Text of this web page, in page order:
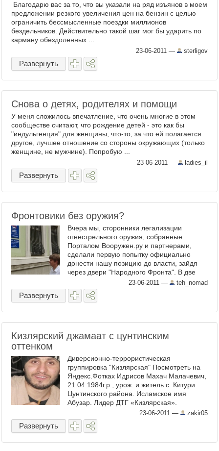
Благодарю вас за то, что вы указали на ряд изъянов в моем
предложении резкого увеличения цен на бензин с целью
ограничить бессмысленные поездки миллионов
бездельников. Действительно такой шаг мог бы ударить по
карману обездоленных ...
23-06-2011 — sterligov
Развернуть
Снова о детях, родителях и помощи
У меня сложилось впечатление, что очень многие в этом
сообществе считают, что рождение детей - это как бы
"индульгенция" для женщины, что-то, за что ей полагается
другое, лучшее отношение со стороны окружающих (только
женщине, не мужчине). Попробую ...
23-06-2011 — ladies_il
Развернуть
Фронтовики без оружия?
Вчера мы, сторонники легализации
огнестрельного оружия, собранные
Порталом Вооружен.ру и партнерами,
сделали первую попытку официально
донести нашу позицию до власти, зайдя
через двери "Народного Фронта". В две
получилось зайти, в 74 — ...
23-06-2011 — teh_nomad
Развернуть
Кизлярский джамаат с цунтинским
оттенком
Диверсионно-террористическая
группировка "Кизлярская" Посмотреть на
Яндекс.Фотках Идрисов Махач Малачевич,
21.04.1984г.р., урож. и житель с. Китури
Цунтинского района. Исламское имя
Абузар. Лидер ДТГ «Кизлярская».
23-06-2011 — zakir05
Развернуть